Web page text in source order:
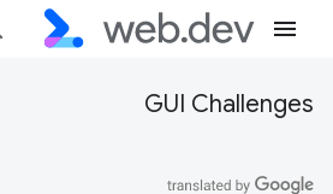
GUI Challenges